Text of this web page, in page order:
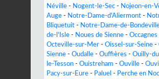
Néville - Nogent-le-Sec - Nojeon-en-
Auge - Notre-Dame-d'Aliermont -
Bliquetuit - Notre-Dame-de-
de-l'Isle - Noues de Sienne - Occagnes
Octeville-sur-Mer - Oissel-sur-Seine -
Sienne - Oudalle - Ouffières - Ouilly-
le-Tesson - Ouistreham - Ouville -
Pacy-sur-Eure - Paluel - Perche en